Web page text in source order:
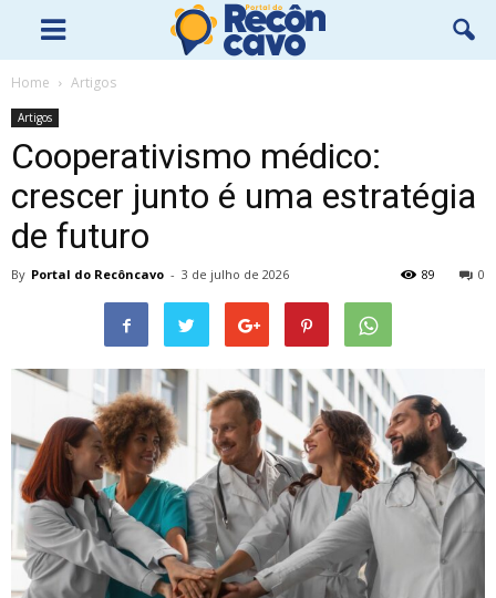
Home Artigos
Artigos
Cooperativismo médico:
crescer junto é uma estratégia
de futuro
By Portal do Recôncavo - 3 de julho de 2026 0
89